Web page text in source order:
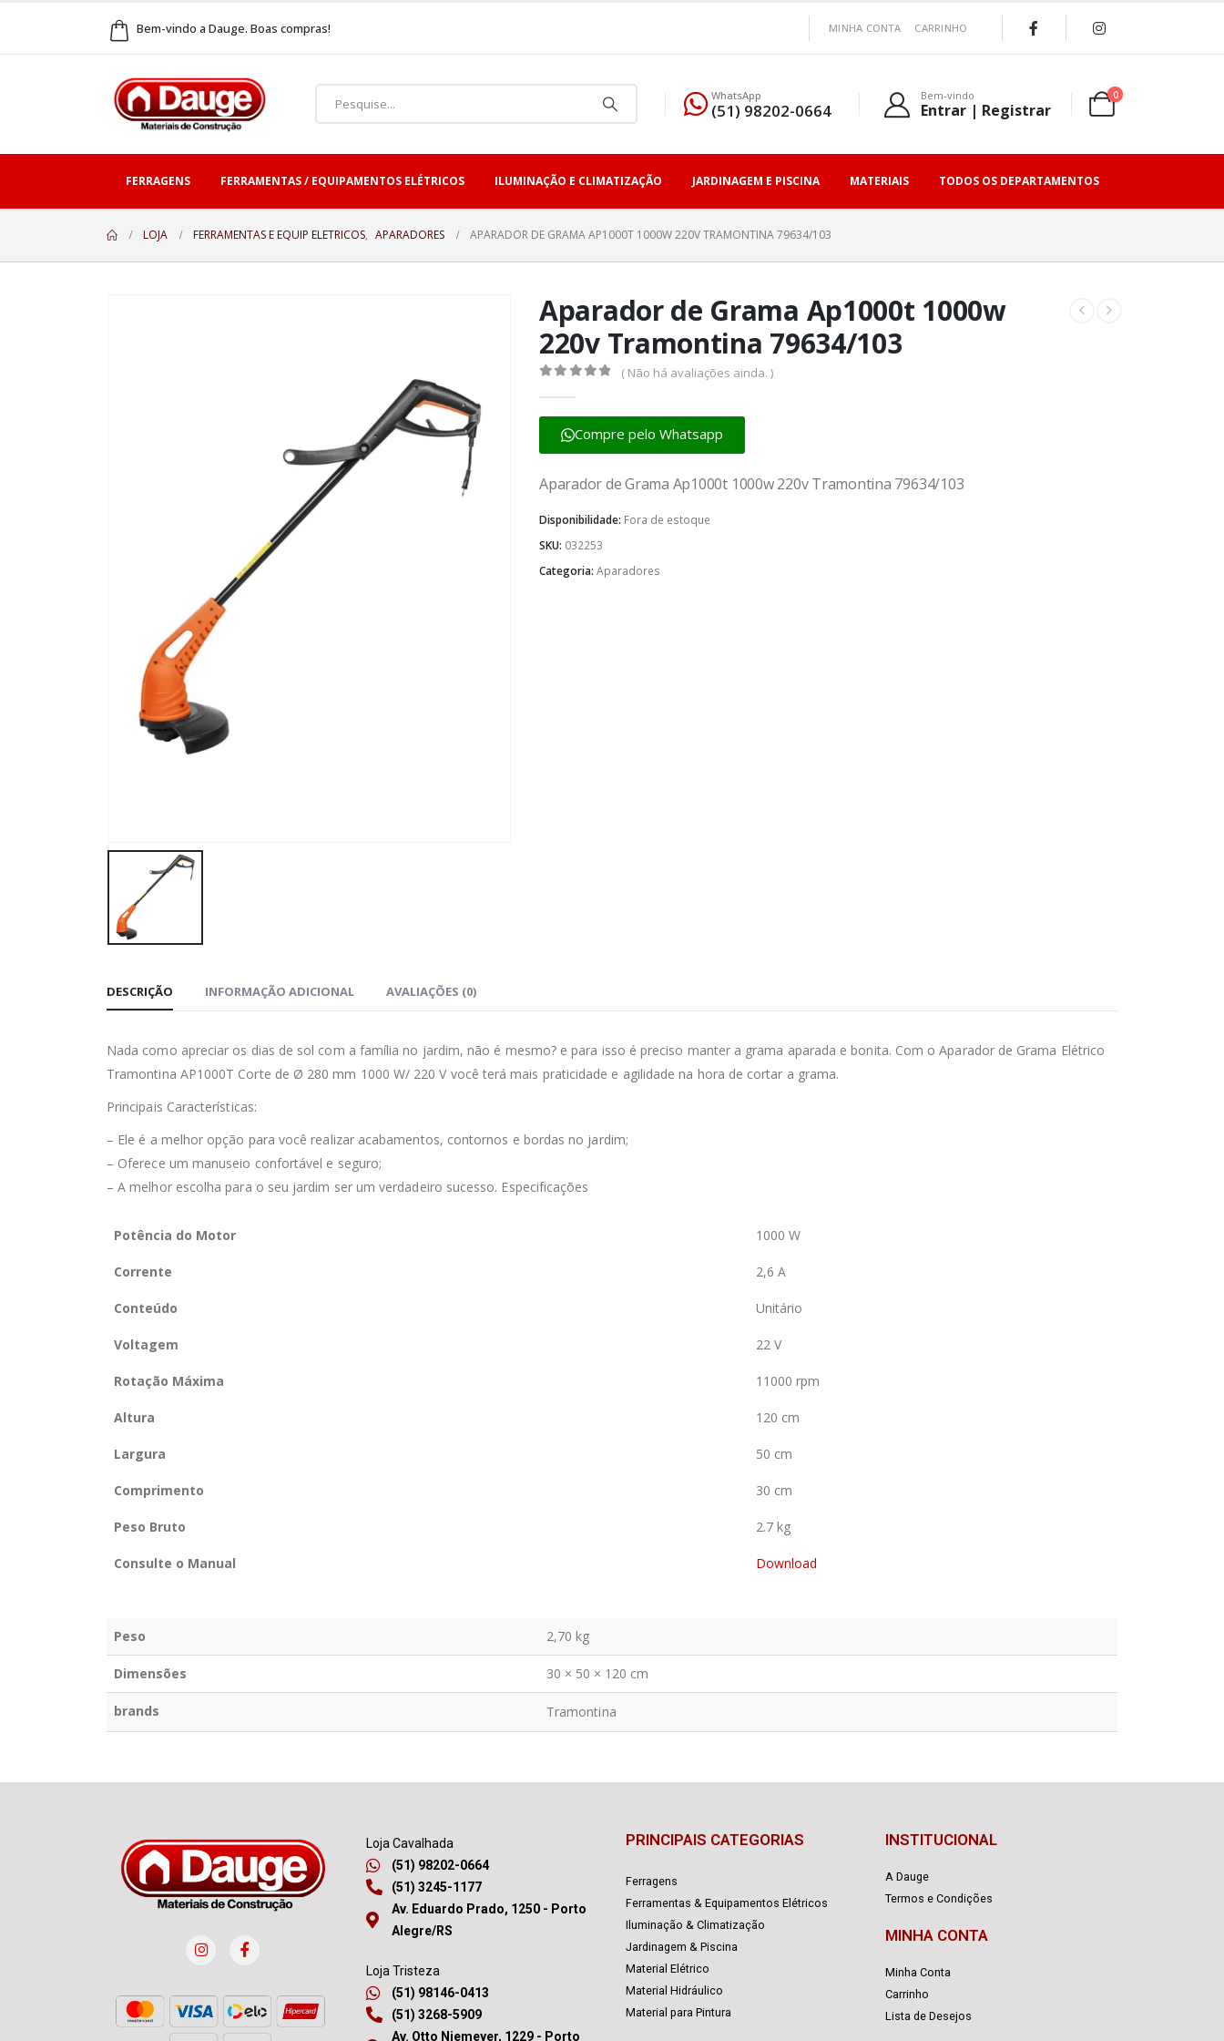
Bem-vindo a Dauge. Boas compras! MINHA CONTA CARRINHO
WhatsApp
(51) 98202-0664
Bem-vindo
Entrar | Registrar
0
FERRAGENS FERRAMENTAS / EQUIPAMENTOS ELÉTRICOS ILUMINAÇÃO E CLIMATIZAÇÃO JARDINAGEM E PISCINA MATERIAIS TODOS OS DEPARTAMENTOS
LOJA FERRAMENTAS E EQUIP ELETRICOS, APARADORES APARADOR DE GRAMA AP1000T 1000W 220V TRAMONTINA 79634/103
Aparador de Grama Ap1000t 1000w
220v Tramontina 79634/103
( Não há avaliações ainda. )
Compre pelo Whatsapp
Aparador de Grama Ap1000t 1000w 220v Tramontina 79634/103
Disponibilidade: Fora de estoque
SKU: 032253
Categoria: Aparadores
DESCRIÇÃO INFORMAÇÃO ADICIONAL AVALIAÇÕES (0)
Nada como apreciar os dias de sol com a família no jardim, não é mesmo? e para isso é preciso manter a grama aparada e bonita. Com o Aparador de Grama Elétrico
Tramontina AP1000T Corte de Ø 280 mm 1000 W/ 220 V você terá mais praticidade e agilidade na hora de cortar a grama.
Principais Características:
– Ele é a melhor opção para você realizar acabamentos, contornos e bordas no jardim;
– Oferece um manuseio confortável e seguro;
– A melhor escolha para o seu jardim ser um verdadeiro sucesso. Especificações
Potência do Motor 1000 W
Corrente 2,6 A
Conteúdo Unitário
Voltagem 22 V
Rotação Máxima 11000 rpm
Altura 120 cm
Largura 50 cm
Comprimento 30 cm
Peso Bruto 2.7 kg
Consulte o Manual Download
Peso 2,70 kg
Dimensões 30 × 50 × 120 cm
brands Tramontina
Loja Cavalhada
(51) 98202-0664
(51) 3245-1177
Av. Eduardo Prado, 1250 - Porto
Alegre/RS
Loja Tristeza
(51) 98146-0413
(51) 3268-5909
Av. Otto Niemeyer, 1229 - Porto
PRINCIPAIS CATEGORIAS
Ferragens
Ferramentas & Equipamentos Elétricos
Iluminação & Climatização
Jardinagem & Piscina
Material Elétrico
Material Hidráulico
Material para Pintura
INSTITUCIONAL
A Dauge
Termos e Condições
MINHA CONTA
Minha Conta
Carrinho
Lista de Desejos